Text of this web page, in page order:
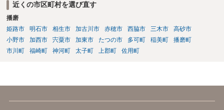
近くの市区町村を選び直す
播磨
姫路市
明石市 相生市 加古川市 赤穂市 西脇市 三木市
高砂市
小野市
加西市 宍粟市 加東市 たつの市 多可町 稲美町
播磨町
市川町
福崎町 神河町 太子町 上郡町 佐用町